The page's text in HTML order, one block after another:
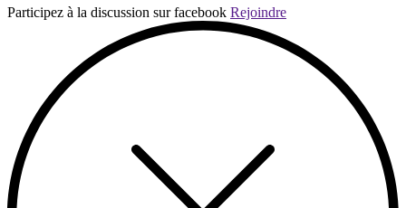
Participez à la discussion sur facebook Rejoindre